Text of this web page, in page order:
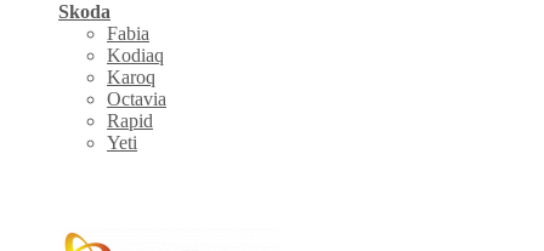
Skoda
Fabia
Kodiaq
Karoq
Octavia
Rapid
Yeti